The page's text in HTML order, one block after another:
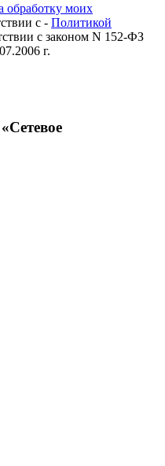
обработку моих
с - Политикой
с законом N 152-ФЗ
г.